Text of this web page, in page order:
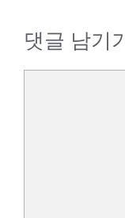
댓글 남기